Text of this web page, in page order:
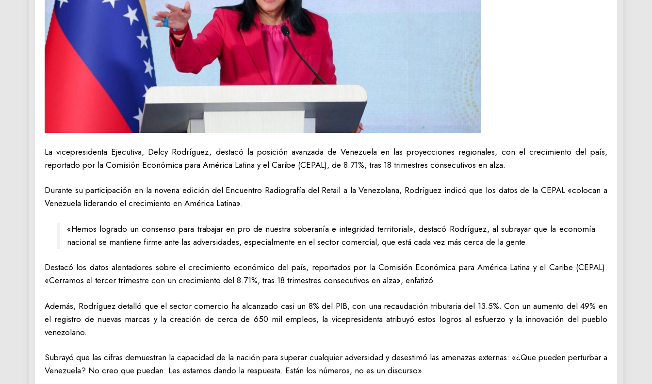
La vicepresidenta Ejecutiva, Delcy Rodríguez, destacó la posición avanzada de Venezuela en las proyecciones regionales, con el crecimiento del país,
reportado por la Comisión Económica para América Latina y el Caribe (CEPAL), de 8.71%, tras 18 trimestres consecutivos en alza.
Durante su participación en la novena edición del Encuentro Radiografía del Retail a la Venezolana, Rodríguez indicó que los datos de la CEPAL «colocan a
Venezuela liderando el crecimiento en América Latina».
«Hemos logrado un consenso para trabajar en pro de nuestra soberanía e integridad territorial», destacó Rodríguez, al subrayar que la economía
nacional se mantiene firme ante las adversidades, especialmente en el sector comercial, que está cada vez más cerca de la gente.
Destacó los datos alentadores sobre el crecimiento económico del país, reportados por la Comisión Económica para América Latina y el Caribe (CEPAL).
«Cerramos el tercer trimestre con un crecimiento del 8.71%, tras 18 trimestres consecutivos en alza», enfatizó.
Además, Rodríguez detalló que el sector comercio ha alcanzado casi un 8% del PIB, con una recaudación tributaria del 13.5%. Con un aumento del 49% en
el registro de nuevas marcas y la creación de cerca de 650 mil empleos, la vicepresidenta atribuyó estos logros al esfuerzo y la innovación del pueblo
venezolano.
Subrayó que las cifras demuestran la capacidad de la nación para superar cualquier adversidad y desestimó las amenazas externas: «¿Que pueden perturbar a
Venezuela? No creo que puedan. Les estamos dando la respuesta. Están los números, no es un discurso».